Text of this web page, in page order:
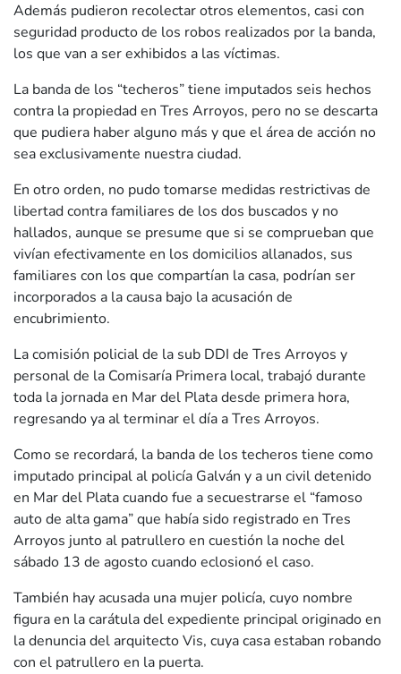
Además pudieron recolectar otros elementos, casi con
seguridad producto de los robos realizados por la banda,
los que van a ser exhibidos a las víctimas.
La banda de los “techeros” tiene imputados seis hechos
contra la propiedad en Tres Arroyos, pero no se descarta
que pudiera haber alguno más y que el área de acción no
sea exclusivamente nuestra ciudad.
En otro orden, no pudo tomarse medidas restrictivas de
libertad contra familiares de los dos buscados y no
hallados, aunque se presume que si se comprueban que
vivían efectivamente en los domicilios allanados, sus
familiares con los que compartían la casa, podrían ser
incorporados a la causa bajo la acusación de
encubrimiento.
La comisión policial de la sub DDI de Tres Arroyos y
personal de la Comisaría Primera local, trabajó durante
toda la jornada en Mar del Plata desde primera hora,
regresando ya al terminar el día a Tres Arroyos.
Como se recordará, la banda de los techeros tiene como
imputado principal al policía Galván y a un civil detenido
en Mar del Plata cuando fue a secuestrarse el “famoso
auto de alta gama” que había sido registrado en Tres
Arroyos junto al patrullero en cuestión la noche del
sábado 13 de agosto cuando eclosionó el caso.
También hay acusada una mujer policía, cuyo nombre
figura en la carátula del expediente principal originado en
la denuncia del arquitecto Vis, cuya casa estaban robando
con el patrullero en la puerta.